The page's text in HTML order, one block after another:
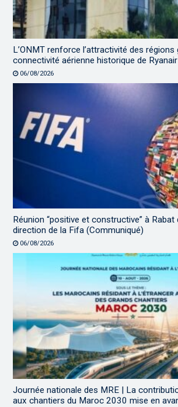
L’ONMT renforce l’attractivité des régions
connectivité aérienne historique de Ryanair
06/08/2026
Réunion “positive et constructive” à Rabat
direction de la Fifa (Communiqué)
06/08/2026
Journée nationale des MRE | La
aux chantiers du Maroc 2030 mise en